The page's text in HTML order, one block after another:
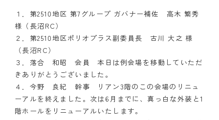
年間プログラム
木曜会
組織図
クラブのあゆみ
クラブの歴史
１．第2510地区 第7グループ ガバナー補佐 高木 繁秀
様（長沼RC）
２．第2510地区ポリオプラス副委員長 古川 大之 様
（長沼RC）
３．落合 和昭 会員 本日は例会場を移動していただ
きありがとうございました。
４．今野 良紀 幹事 リアン3階のこの会場のリニュ
ーアルを終えました。次は6月までに、真っ白な外装と1
階ホールをリニューアルいたします。